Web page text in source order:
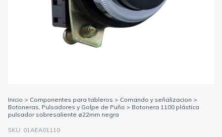
Inicio > Componentes para tableros > Comando y señalizacion >
Botoneras, Pulsadores y Golpe de Puño > Botonera 1100 plástica
pulsador sobresaliente ø22mm negra
SKU: 01AEA01110